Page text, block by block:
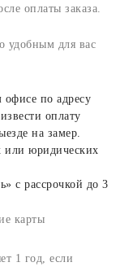
оплаты заказа.
удобным для вас
по адресу
оплату
на замер.
или юридических
с рассрочкой до 3
карты
1 год, если